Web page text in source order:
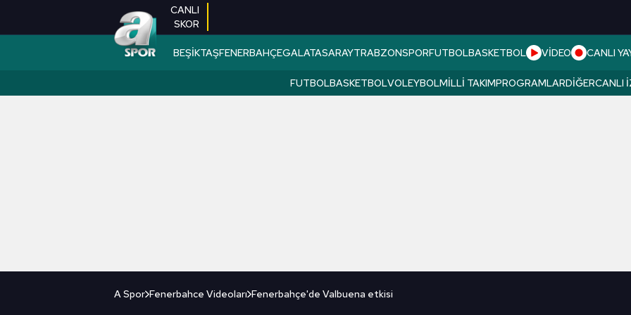
CANLI
SKOR
BEŞİKTAŞFENERBAHÇEGALATASARAYTRABZONSPORFUTBOLBASKETBOL VİDEO CANLI
FUTBOLBASKETBOLVOLEYBOLMILLI TAKIMPROGRAMLARDIĞERCANLI
A Spor Fenerbahce Videoları Fenerbahçe'de Valbuena etkisi